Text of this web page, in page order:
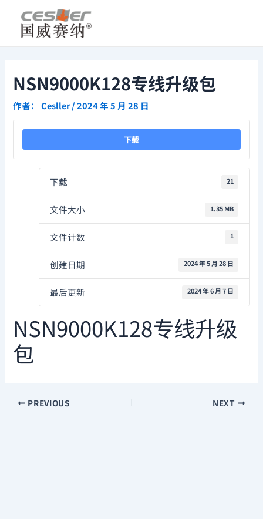
NSN9000K128专线升级包
作者： Cesller/2024 年 5 月 28 日
下载
下载 21
文件大小 1.35 MB
文件计数 1
创建日期 2024 年 5 月 28 日
最后更新 2024 年 6 月 7 日
NSN9000K128专线升级
包
navigation
PREVIOUS NEXT